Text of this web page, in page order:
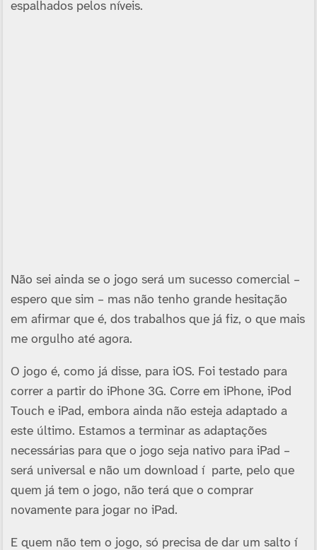
espalhados pelos ní­veis.
Não sei ainda se o jogo será um sucesso comercial –
espero que sim – mas não tenho grande hesitação
em afirmar que é, dos trabalhos que já fiz, o que mais
me orgulho até agora.
O jogo é, como já disse, para iOS. Foi testado para
correr a partir do iPhone 3G. Corre em iPhone, iPod
Touch e iPad, embora ainda não esteja adaptado a
este último. Estamos a terminar as adaptações
necessárias para que o jogo seja nativo para iPad –
será universal e não um download í parte, pelo que
quem já tem o jogo, não terá que o comprar
novamente para jogar no iPad.
E quem não tem o jogo, só precisa de dar um salto í